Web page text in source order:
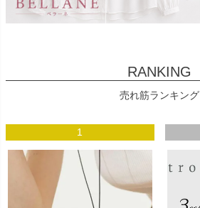
RANKING
売れ筋ランキング
1